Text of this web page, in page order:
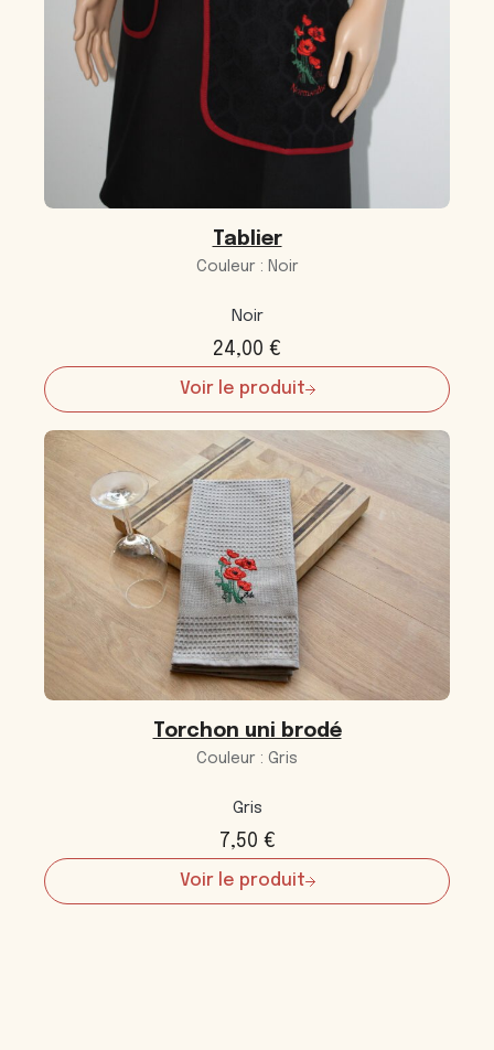
Tablier
Couleur : Noir
Noir
24,00 €
Voir le produit
:
Tablier
Torchon uni brodé
Couleur : Gris
Gris
7,50 €
Voir le produit
:
Torchon